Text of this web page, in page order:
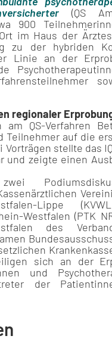
r (QS
900
im Haus der
zu der hybriden
Linie an der
regionaler
QS-Verfahren
Teilnehmer auf die
stellte das
und zeigte einen
Lippe
Westfalen (PTK
des
sich an der
und
der